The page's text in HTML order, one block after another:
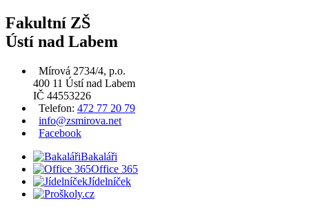
Fakultní ZŠ
Ústí nad Labem
Mírová 2734/4, p.o.
400 11 Ústí nad Labem
IČ 44553226
Telefon: 472 77 20 79
info@zsmirova.net
Facebook
Bakaláři
Office 365
Jídelníček